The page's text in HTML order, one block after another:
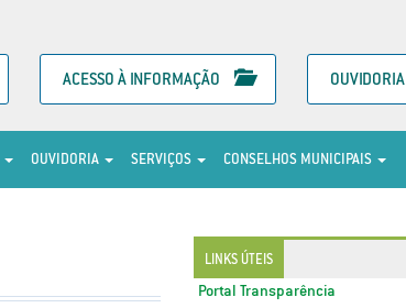
ACESSO À INFORMAÇÃO OUVIDORIA
OUVIDORIA SERVIÇOS CONSELHOS MUNICIPAIS
LINKS ÚTEIS
Portal Transparência